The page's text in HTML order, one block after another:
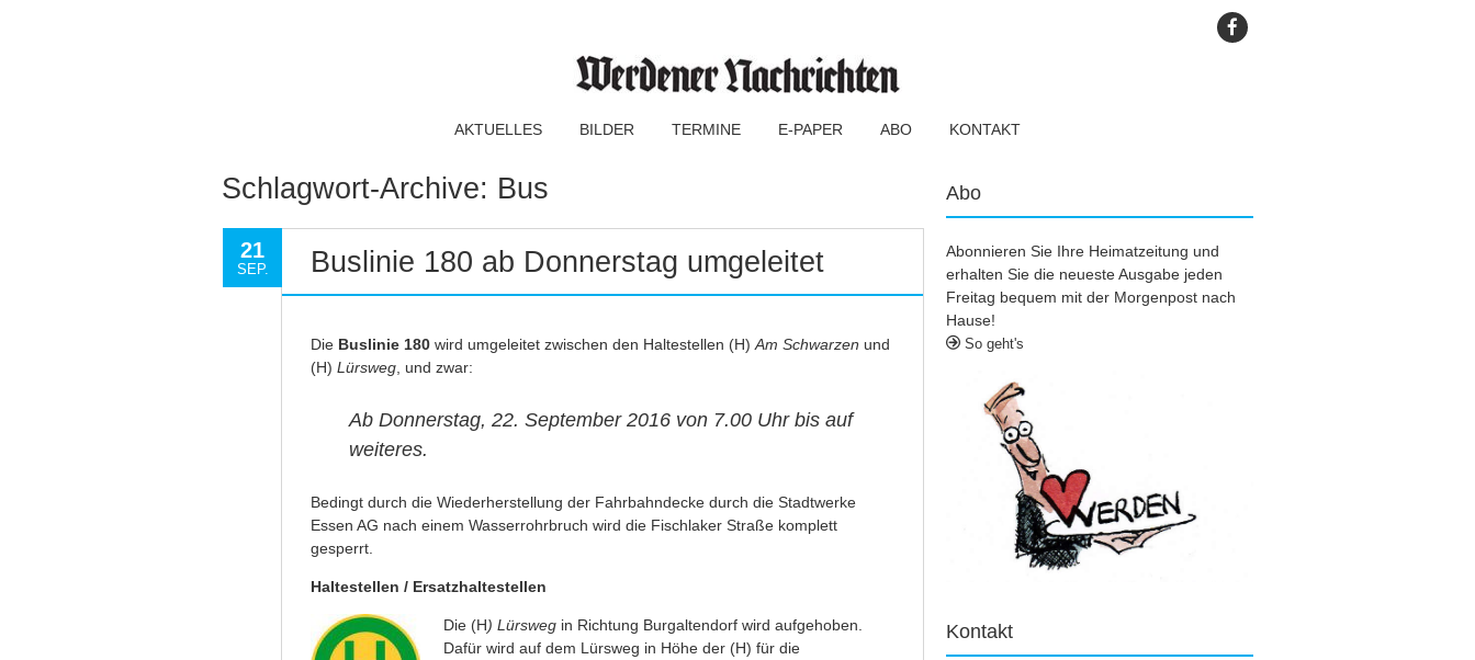
AKTUELLES BILDER TERMINE E-PAPER ABO KONTAKT
Schlagwort-Archive: Bus
21
SEP. Buslinie 180 ab Donnerstag umgeleitet
Die Buslinie 180wird umgeleitet zwischen den Haltestellen (H) Am Schwarzen und
(H) Lürsweg, und zwar:
Ab Donnerstag, 22. September 2016 von 7.00 Uhr bis auf
weiteres.
Bedingt durch die Wiederherstellung der Fahrbahndecke durch die Stadtwerke
Essen AG nach einem Wasserrohrbruch wird die Fischlaker Straße komplett
gesperrt.
Haltestellen / Ersatzhaltestellen
Die(H) Lürswegin Richtung Burgaltendorf wird aufgehoben.
Dafür wird auf dem Lürsweg in Höhe der (H) für die
Abo
Abonnieren Sie Ihre Heimatzeitung und
erhalten Sie die neueste Ausgabe jeden
Freitag bequem mit der Morgenpost nach
Hause!
So geht's
Kontakt